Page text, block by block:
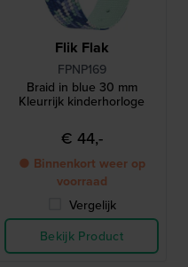
Flik Flak
FPNP169
Braid in blue 30 mm
Kleurrijk kinderhorloge
€ 44,-
● Binnenkort weer op
voorraad
Vergelijk
Bekijk Product